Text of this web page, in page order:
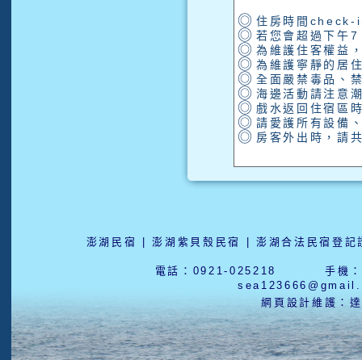
◎ 住房時間check-
◎ 若您會超過下午
◎ 為維護住客權益
◎ 為維護寧靜的居
◎ 全面嚴禁毒品、
◎ 海邊活動請注意
◎ 戲水返回住宿區
◎ 請愛護所有設備
◎ 房客外出時，請
澎湖民宿 | 澎湖紫貝殼民宿 | 澎湖合法民宿登
電話：0921-025218 手機：
網頁設計維護：